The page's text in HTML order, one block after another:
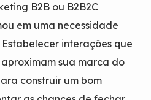
B2B ou B2B2C
em uma necessidade
interações que
sua marca do
construir um bom